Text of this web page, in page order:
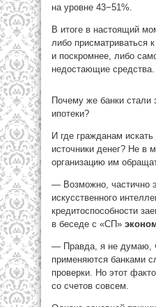
на уровне 43−51%.
В итоге в настоящий
либо присматриваться
и поскромнее, либо
недостающие средства.
Почему же банки стали
ипотеки?
И где гражданам
источники денег? Не в
организацию им
— Возможно, частично
искусственного
кредитоспособности
в беседе с «СП»
— Правда, я не думаю,
применяются банками
проверки. Но этот
со счетов совсем.